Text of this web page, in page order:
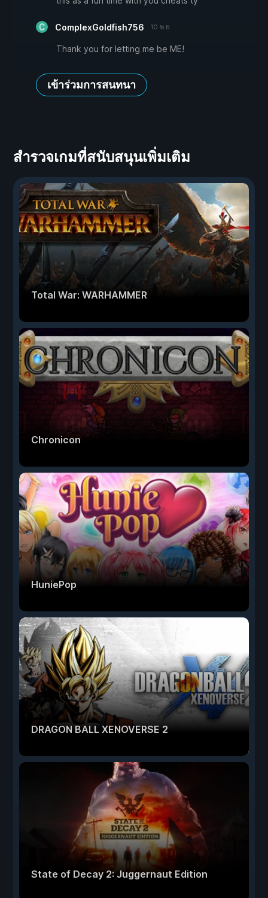
ComplexGoldfish756 10 พ.ย.
Thank you for letting me be ME!
เข้าร่วมการสนทนา
สำรวจเกมที่สนับสนุนเพิ่มเติม
Total War: WARHAMMER
Chronicon
HuniePop
DRAGON BALL XENOVERSE 2
State of Decay 2: Juggernaut Edition